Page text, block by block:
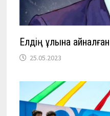
Елдің ұлына
25.05.2023